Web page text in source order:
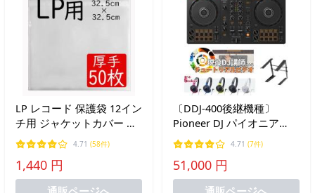
LP レコード 保護袋 12イン
チ用 ジャケットカバー 厚
手 フチなし 透明 外袋 50
枚
4.71 (58件)
1,440 円
〔DDJ-400後継機種〕
Pioneer DJ パイオニア
DDJ-FLX4 初心者セット 選
べるヘッドホン+PCスタン
ド
4.71 (7件)
51,000 円